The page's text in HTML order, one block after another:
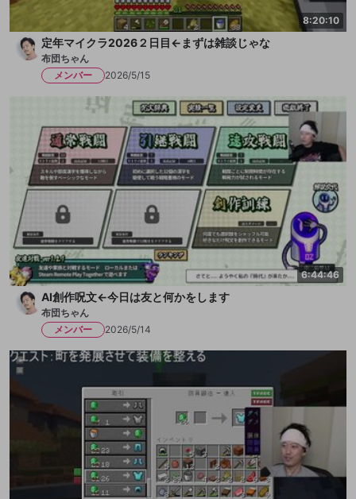
8:20:10
定年マイクラ2026２日目←まずは雑談じゃな
布団ちゃん
メンバー
2026/5/15
6:44:46
AI創作呪文←今日は友と何かをします
布団ちゃん
メンバー
2026/5/14